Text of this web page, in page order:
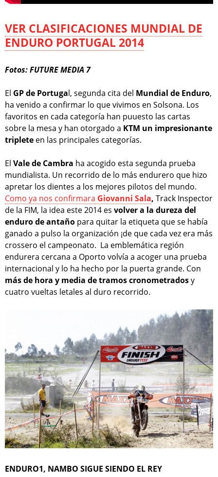
VER CLASIFICACIONES MUNDIAL DE
ENDURO PORTUGAL 2014
Fotos: FUTURE MEDIA 7
El GP de Portugal, segunda cita del Mundial de Enduro,
ha venido a confirmar lo que vivimos en Solsona. Los
favoritos en cada categoría han puuesto las cartas
sobre la mesa y han otorgado a KTM un impresionante
triplete en las principales categorías.
El Vale de Cambra ha acogido esta segunda prueba
mundialista. Un recorrido de lo más endurero que hizo
apretar los dientes a los mejores pilotos del mundo.
Como ya nos confirmara Giovanni Sala, Track Inspector
de la FIM, la idea este 2014 es volver a la dureza del
enduro de antaño para quitar la etiqueta que se había
ganado a pulso la organización ¡de que cada vez era más
crossero el campeonato. La emblemática región
endurera cercana a Oporto volvía a acoger una prueba
internacional y lo ha hecho por la puerta grande. Con
más de hora y media de tramos cronometradosy
cuatro vueltas letales al duro recorrido.
ENDURO1, NAMBO SIGUE SIENDO EL REY